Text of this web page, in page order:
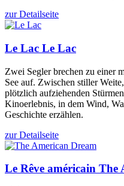
zur Detailseite
Le Lac Le Lac
Zwei Segler brechen zu einer
See auf. Zwischen stiller
plötzlich aufziehenden
Kinoerlebnis, in dem Wind,
Geschichte erzählen.
zur Detailseite
Le Rêve américain The